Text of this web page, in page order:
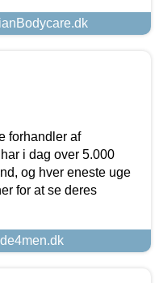
forhandler af
i dag over 5.000
og hver eneste uge
for at se deres